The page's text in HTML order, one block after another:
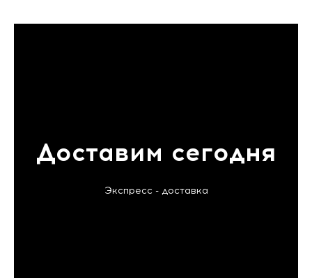
Доставим сегодня
Экспресс - доставка